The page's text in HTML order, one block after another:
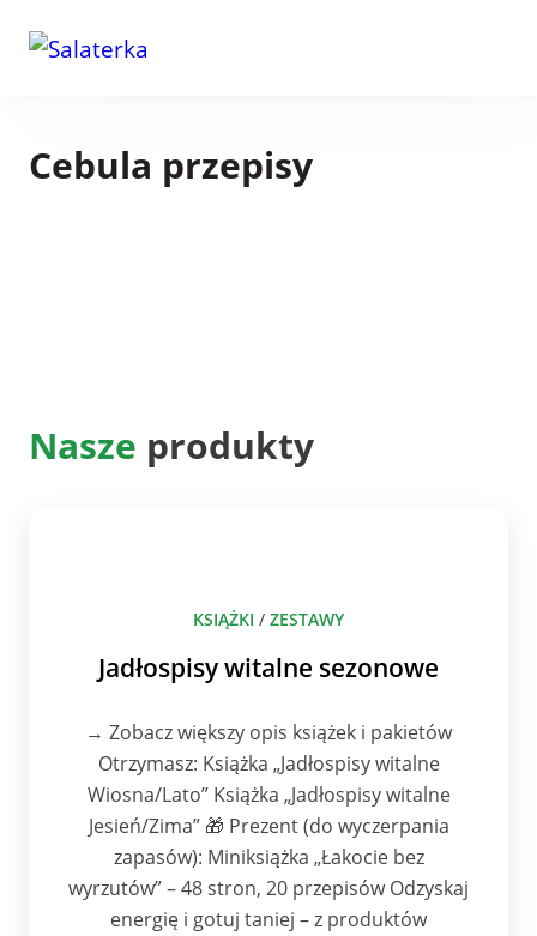
Cebula przepisy
Nasze produkty
KSIĄŻKI / ZESTAWY
Jadłospisy witalne sezonowe
→ Zobacz większy opis książek i pakietów
Otrzymasz: Książka „Jadłospisy witalne
Wiosna/Lato” Książka „Jadłospisy witalne
Jesień/Zima” 🎁 Prezent (do wyczerpania
zapasów): Miniksiążka „Łakocie bez
wyrzutów” – 48 stron, 20 przepisów Odzyskaj
energię i gotuj taniej – z produktów